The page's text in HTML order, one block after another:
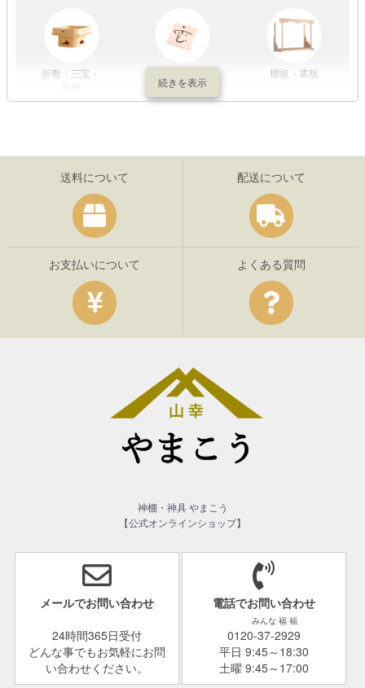
折敷・三宝・
棚板・幕板
送料について 配送について
お支払いについて よくある質問
神棚・神具 やまこう
【公式オンラインショップ】
メールでお問い合わせ
24時間365日受付
どんな事でもお気軽にお問
い合わせください。
電話でお問い合わせ
みんな 福 福
0120-37-2929
平日 9:45～18:30
土曜 9:45～17:00